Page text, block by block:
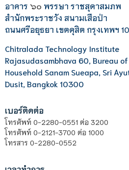
อาคาร ๖๐ พรรษา ราชสุดาสมภพ
สำนักพระราชวัง สนามเสือป่า
ถนนศรีอยุธยา เขตดุสิต กรุงเทพฯ
Chitralada Technology Institute
Rajasudasambhava 60, Bureau of
Household Sanam Sueapa, Sri
Dusit, Bangkok 10300
เบอร์ติดต่อ
โทรศัพท์ 0-2280-0551 ต่อ 3200
โทรศัพท์ 0-2121-3700 ต่อ 1000
โทรสาร 0-2280-0552